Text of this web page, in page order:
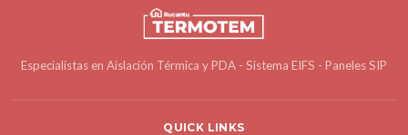
Especialistas en Aislación Térmica y PDA - Sistema EIFS - Paneles SIP
QUICK LINKS